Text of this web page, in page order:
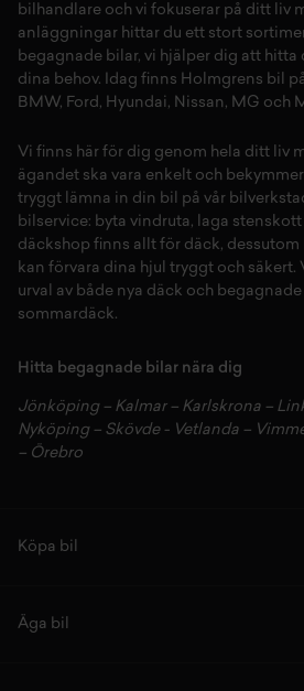
bilhandlare och vi fokuserar på ditt liv
anläggningar hittar du ett stort
begagnade bilar, vi hjälper dig att hitta
dina behov. Idag finns Holmgrens bil
BMW, Ford , Hyundai, Nissan , MG och
Vi finns här för dig genom hela ditt liv
ägandet ska vara enkelt och
tryggt lämna in din bil på vår
bilservice: byta vindruta, laga stenskott
däckshop finns allt för däck, dessutom
kan förvara dina hjul tryggt och säkert.
urval av både nya däck och
sommardäck.
Hitta begagnade bilar nära dig
Jönköping– Kalmar – Karlskrona –
Nyköping– Skövde- Vetlanda –
– Örebro
Köpa bil
Äga bil